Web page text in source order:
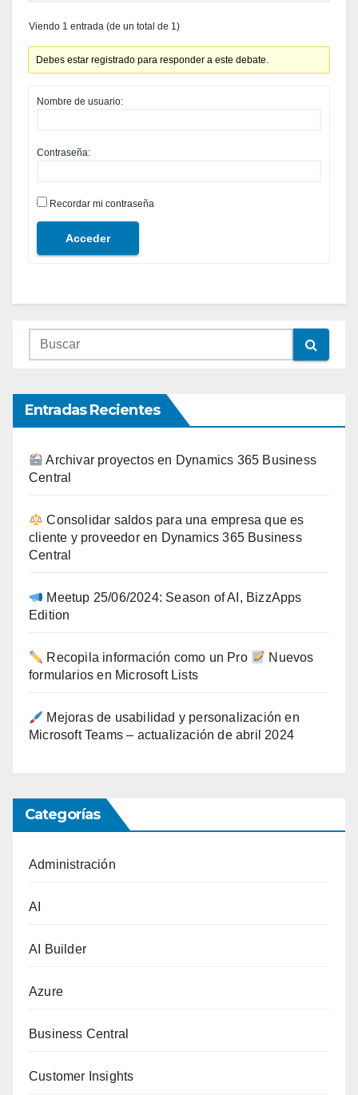
Viendo 1 entrada (de un total de 1)
Debes estar registrado para responder a este debate.
Nombre de usuario:
Contraseña:
Recordar mi contraseña
Acceder
Entradas Recientes
Archivar proyectos en Dynamics 365 Business
Central
Consolidar saldos para una empresa que es
cliente y proveedor en Dynamics 365 Business
Central
Meetup 25/06/2024: Season of AI, BizzApps
Edition
Recopila información como un Pro
Nuevos
formularios en Microsoft Lists
Mejoras de usabilidad y personalización en
Microsoft Teams – actualización de abril 2024
Categorías
Administración
AI
AI Builder
Azure
Business Central
Customer Insights